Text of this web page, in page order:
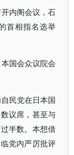
内阁会议，石
首相指名选举
国会众议院会
民党在日本国
议席，甚至与
半数。本想借
党内严厉批评